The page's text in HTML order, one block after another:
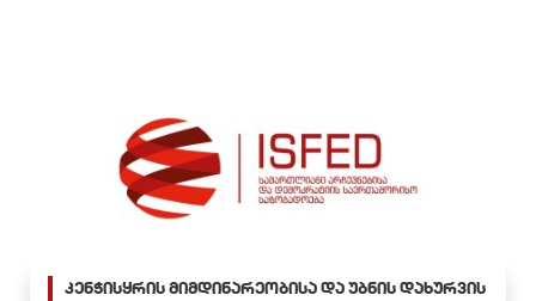
კენჭისყრის მიმდინარეობისა და უბნის დახურვის